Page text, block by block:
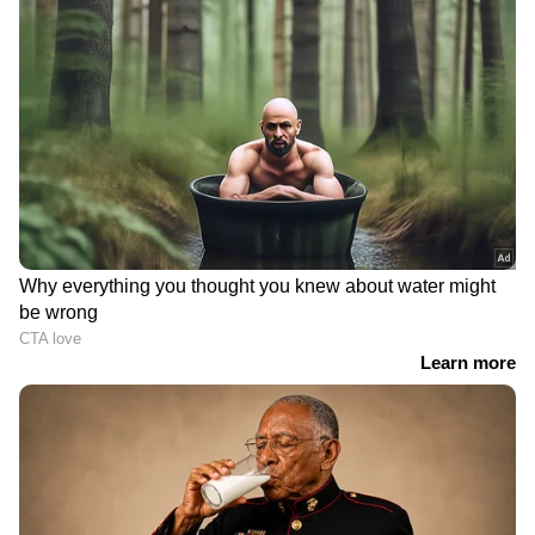
കുട്ടികളെ ഉപദ്രവിച്ചു. ശാരീര
അസ്വസ്ഥകളുണ്ടായിരുന്നപ്പോഴും കഠിനമായി
പരിശീലിപ്പിച്ചു. തലയിലേക്ക് ബോള്‍
വലിച്ചെറിഞ്ഞു. വേദന സംഹാരിക്കു പകരം
മയക്കുമരുന്ന് നൽകിയും പീഡിപ്പിച്ചു. പുറത്തു
പറഞ്ഞാൽ അവസരം
നിഷേധിക്കുമെന്നായിരുന്നു ഭീഷണി,
കുട്ടികളുടെ ചിത്രങ്ങളെടുത്തും
ഭീഷണിപ്പെടുത്തിയെന്ന് പരാതിയുണ്ട്.
തൊണ്ടിമുതലായ മൊബൈൽ ഫോൺ പ്രതി
വിറ്റു. രണ്ടും മൂന്നു വർഷം മുമ്പ് കെ സി എ
ആസ്ഥാനത്തുവച്ചു തന്നെ നേരിടേണ്ടിവന്ന
ദുരനുഭങ്ങളാണ് കുട്ടികളുടെ പരാതിയിലുള്ളത്.
RECOMMENDED STORIES